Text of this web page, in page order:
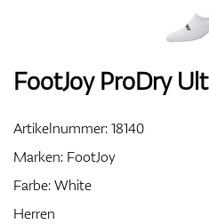
FootJoy ProDry
Artikelnummer:18140
Marken: FootJoy
Farbe: White
Herren